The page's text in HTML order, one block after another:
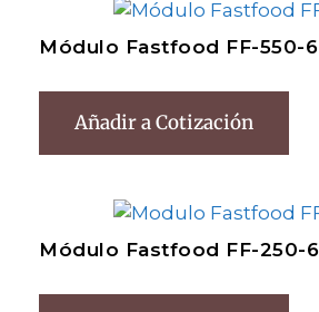
Módulo Fastfood FF-550-6
Añadir a Cotización
Módulo Fastfood FF-250-6